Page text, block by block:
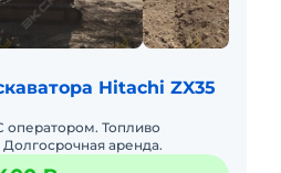
Hitachi ZX35
оператором. Топливо
аренда.